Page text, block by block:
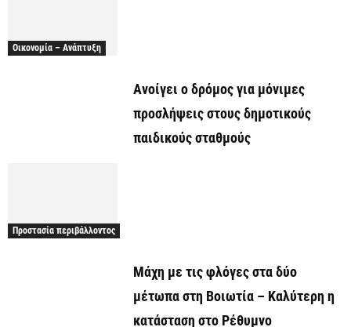
Οικονομία – Ανάπτυξη
Ανοίγει ο δρόμος για μόνιμες
προσλήψεις στους δημοτικούς
παιδικούς σταθμούς
Προστασία περιβάλλοντος
Μάχη με τις φλόγες στα δύο
μέτωπα στη Βοιωτία – Καλύτερη η
κατάσταση στο Ρέθυμνο